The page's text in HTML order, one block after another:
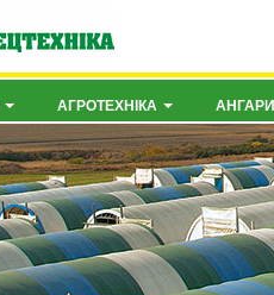
АГРОТЕХНІКА АНГАРИ